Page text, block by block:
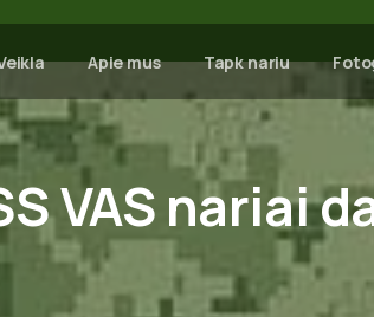
Apie mus Tapk nariu
VAS nariai